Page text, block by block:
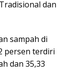
dan
sampah di
persen terdiri
dan 35,33